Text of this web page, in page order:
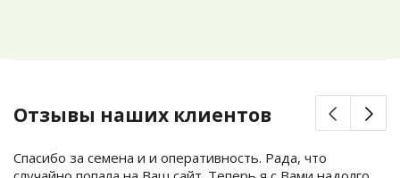
Отзывы наших клиентов
Спасибо за семена и и оперативность. Рада, что